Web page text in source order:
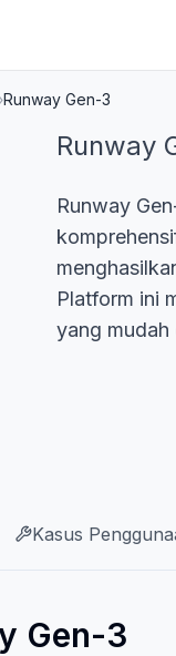
›Runway Gen-3
Runway
Runway
Platform ini
yang mudah
Kasus
Gen-3